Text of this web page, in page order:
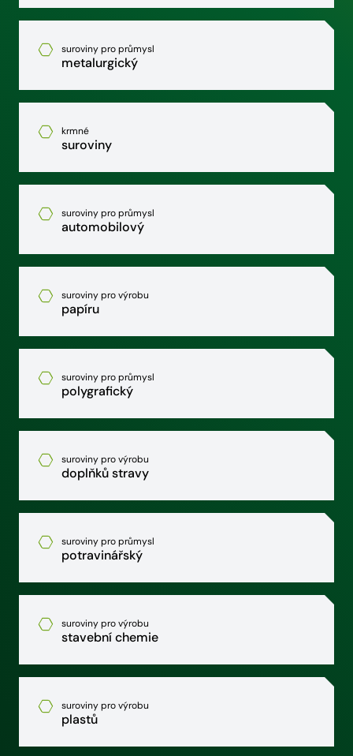
suroviny pro průmysl
metalurgický
krmné
suroviny
suroviny pro průmysl
automobilový
suroviny pro výrobu
papíru
suroviny pro průmysl
polygrafický
suroviny pro výrobu
doplňků stravy
suroviny pro průmysl
potravinářský
suroviny pro výrobu
stavební chemie
suroviny pro výrobu
plastů